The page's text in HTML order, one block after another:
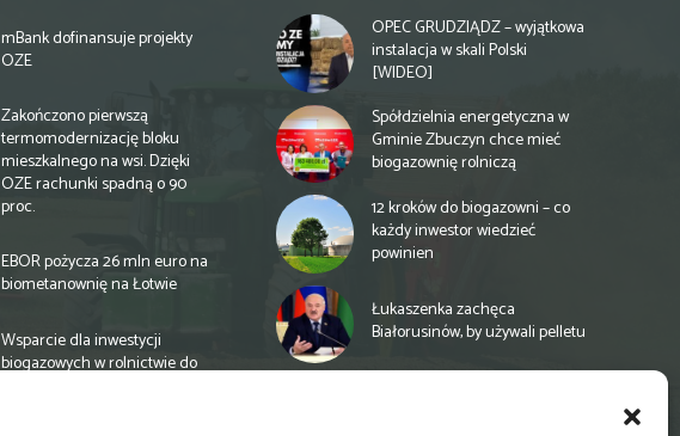
mBank dofinansuje projekty
OZE
Zakończono pierwszą
termomodernizację bloku
mieszkalnego na wsi. Dzięki
OZE rachunki spadną o 90
proc.
EBOR pożycza 26 mln euro na
biometanownię na Łotwie
Wsparcie dla inwestycji
biogazowych w rolnictwie do
OPEC GRUDZIĄDZ – wyjątkowa
instalacja w skali Polski
[WIDEO]
Spółdzielnia energetyczna w
Gminie Zbuczyn chce mieć
biogazownię rolniczą
12 kroków do biogazowni – co
każdy inwestor wiedzieć
powinien
Łukaszenka zachęca
Białorusinów, by używali pelletu